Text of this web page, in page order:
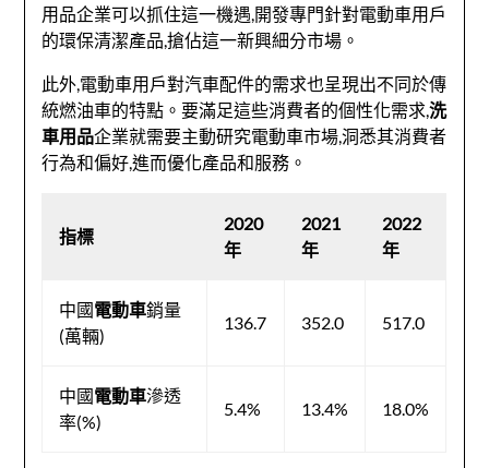
用品企業可以抓住這一機遇,開發專門針對電動車用戶
的環保清潔產品,搶佔這一新興細分市場。
此外,電動車用戶對汽車配件的需求也呈現出不同於傳
統燃油車的特點。要滿足這些消費者的個性化需求,洗
車用品企業就需要主動研究電動車市場,洞悉其消費者
行為和偏好,進而優化產品和服務。
指標
2020
年
2021
年
2022
年
中國電動車銷量
(萬輛)
136.7 352.0 517.0
中國電動車滲透
率(%)
5.4% 13.4% 18.0%